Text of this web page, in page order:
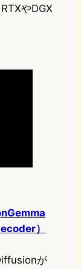
やDGX
）
が